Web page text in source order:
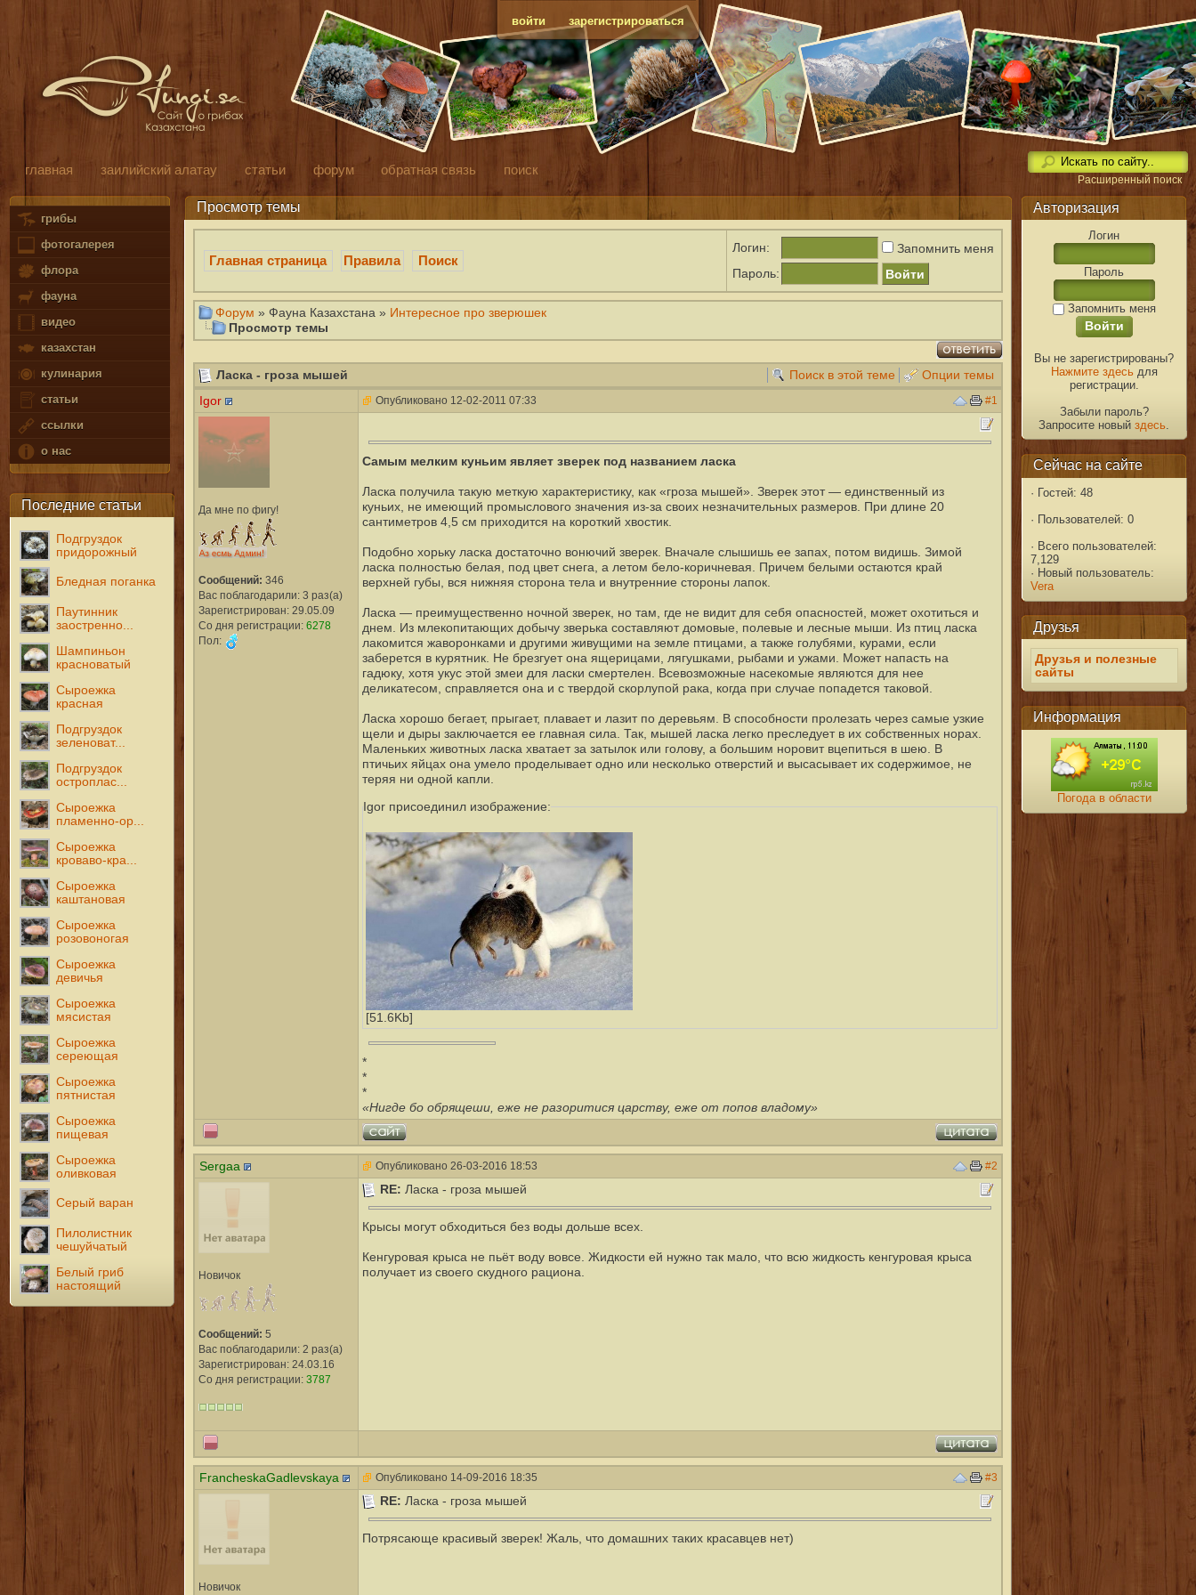
войти зарегистрироваться
главная заилийский алатау статьи форум обратная связь поиск
Расширенный поиск
грибы
фотогалерея
флора
фауна
видео
казахстан
кулинария
статьи
ссылки
о нас
Последние статьи
Подгруздок
придорожный
Бледная поганка
Паутинник
заостренно...
Шампиньон
красноватый
Сыроежка
красная
Подгруздок
зеленоват...
Подгруздок
остроплас...
Сыроежка
пламенно-ор...
Сыроежка
кроваво-кра...
Сыроежка
каштановая
Сыроежка
розовоногая
Сыроежка
девичья
Сыроежка
мясистая
Сыроежка
сереющая
Сыроежка
пятнистая
Сыроежка
пищевая
Сыроежка
оливковая
Серый варан
Пилолистник
чешуйчатый
Белый гриб
настоящий
Авторизация
Логин
Пароль
Запомнить меня
Вы не зарегистрированы?
Нажмите здесьдля
регистрации.
Забыли пароль?
Запросите новыйздесь
Сейчас на сайте
· Гостей: 48
· Пользователей: 0
· Всего пользователей:
7,129
· Новый пользователь:
Vera
Друзья
Друзья и полезные
сайты
Информация
Погода в области
Просмотр темы
Главная страница Правила Поиск
Логин:
Запомнить меня
Пароль:
Форум » Фауна Казахстана » Интересное про зверюшек
Просмотр темы
Поиск в этой теме Опции темы
Ласка - гроза мышей
Igor
#1
Опубликовано 12-02-2011 07:33
Да мне по фигу!
Сообщений: 346
Вас поблагодарили: 3 раз(а)
Зарегистрирован: 29.05.09
Со дня регистрации: 6278
Пол:
Самым мелким куньим являет зверек под названием ласка
Ласка получила такую меткую характеристику, как «гроза мышей». Зверек этот — единственный из
куньих, не имеющий промыслового значения из-за своих незначительных размеров. При длине 20
сантиметров 4,5 см приходится на короткий хвостик.
Подобно хорьку ласка достаточно вонючий зверек. Вначале слышишь ее запах, потом видишь. Зимой
ласка полностью белая, под цвет снега, а летом бело-коричневая. Причем белыми остаются край
верхней губы, вся нижняя сторона тела и внутренние стороны лапок.
Ласка — преимущественно ночной зверек, но там, где не видит для себя опасностей, может охотиться и
днем. Из млекопитающих добычу зверька составляют домовые, полевые и лесные мыши. Из птиц ласка
лакомится жаворонками и другими живущими на земле птицами, а также голубями, курами, если
заберется в курятник. Не брезгует она ящерицами, лягушками, рыбами и ужами. Может напасть на
гадюку, хотя укус этой змеи для ласки смертелен. Всевозможные насекомые являются для нее
деликатесом, справляется она и с твердой скорлупой рака, когда при случае попадется таковой.
Ласка хорошо бегает, прыгает, плавает и лазит по деревьям. В способности пролезать через самые узкие
щели и дыры заключается ее главная сила. Так, мышей ласка легко преследует в их собственных норах.
Маленьких животных ласка хватает за затылок или голову, а большим норовит вцепиться в шею. В
птичьих яйцах она умело проделывает одно или несколько отверстий и высасывает их содержимое, не
теряя ни одной капли.
Igor присоединил изображение:
[51.6Kb]
*
*
*
«Нигде бо обрящеши, еже не разоритися царству, еже от попов владому»
Sergaa #2
Опубликовано 26-03-2016 18:53
Новичок
Сообщений: 5
Вас поблагодарили: 2 раз(а)
Зарегистрирован: 24.03.16
Со дня регистрации: 3787
RE: Ласка - гроза мышей
Крысы могут обходиться без воды дольше всех.
Кенгуровая крыса не пьёт воду вовсе. Жидкости ей нужно так мало, что всю жидкость кенгуровая крыса
получает из своего скудного рациона.
FrancheskaGadlevskaya #3
Опубликовано 14-09-2016 18:35
Новичок
RE: Ласка - гроза мышей
Потрясающе красивый зверек! Жаль, что домашних таких красавцев нет)